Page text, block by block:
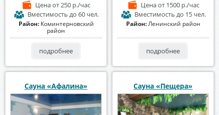
Ценаот 250 р./час
Вместимость до 60 чел.
Район: Коминтерновский
район
подробнее
Ценаот 1500 р./час
Вместимость до 15 чел.
Район:Ленинский район
подробнее
Сауна «Афалина» Сауна «Пещера»